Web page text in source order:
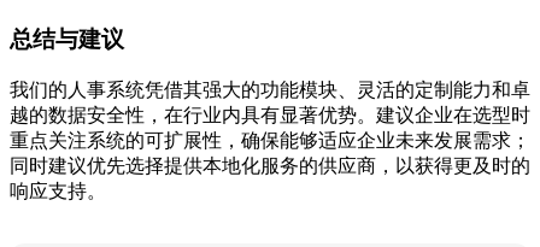
总结与建议
我们的人事系统凭借其强大的功能模块、灵活的定制能力和卓
越的数据安全性，在行业内具有显著优势。建议企业在选型时
重点关注系统的可扩展性，确保能够适应企业未来发展需求；
同时建议优先选择提供本地化服务的供应商，以获得更及时的
响应支持。